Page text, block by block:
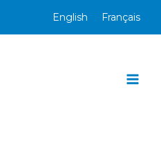
English Français